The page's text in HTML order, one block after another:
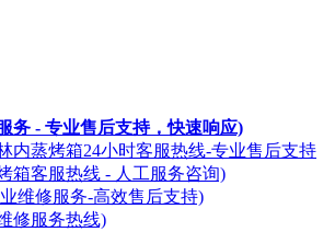
务 - 专业售后支持，快速响应)
内蒸烤箱24小时客服热线-专业售后支持
箱客服热线 - 人工服务咨询)
维修服务-高效售后支持)
修服务热线)